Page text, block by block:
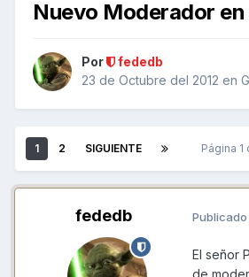
Nuevo Moderador
Por
fededb
23 de Octubre del 2012 en
1 2 SIGUIENTE Página 1
fededb Publicado
El señor